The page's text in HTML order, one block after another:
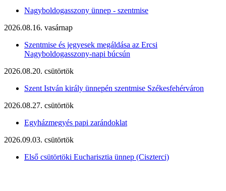
Nagyboldogasszony ünnep - szentmise
2026.08.16. vasárnap
Szentmise és jegyesek megáldása az Ercsi
Nagyboldogasszony-napi búcsún
2026.08.20. csütörtök
Szent István király ünnepén szentmise Székesfehérváron
2026.08.27. csütörtök
Egyházmegyés papi zarándoklat
2026.09.03. csütörtök
Első csütörtöki Eucharisztia ünnep (Ciszterci)